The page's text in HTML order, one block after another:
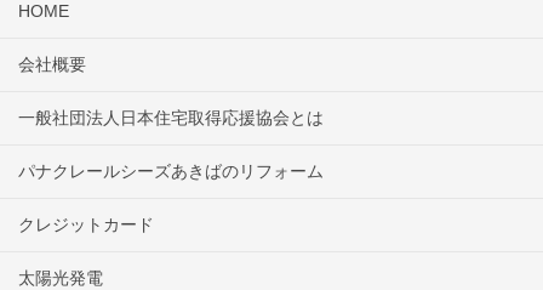
HOME
会社概要
一般社団法人日本住宅取得応援協会とは
パナクレールシーズあきばのリフォーム
クレジットカード
太陽光発電